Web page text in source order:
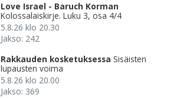
Love Israel - Baruch Korman
Kolossalaiskirje. Luku 3, osa 4/4
5.8.26 klo 20.30
Jakso: 242
Rakkauden kosketuksessa Sisäisten
lupausten voima
5.8.26 klo 20.00
Jakso: 369